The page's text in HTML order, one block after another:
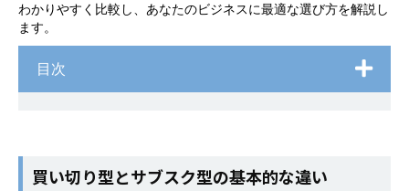
わかりやすく比較し、あなたのビジネスに最適な選び方を解説し
ます。
目次
買い切り型とサブスク型の基本的な違い